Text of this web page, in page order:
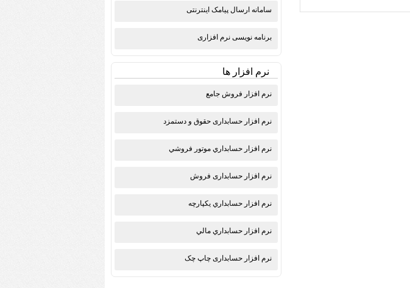
سامانه ارسال پیامک اینترنتی
برنامه نویسی نرم افزاری
نرم افزار ها
نرم افزار فروش جامع
نرم افزار حسابداری حقوق و دستمزد
نرم افزار حسابداري موتور فروشي
نرم افزار حسابداری فروش
نرم افزار حسابداري يكپارچه
نرم افزار حسابداري مالي
نرم افزار حسابداری چاپ چک